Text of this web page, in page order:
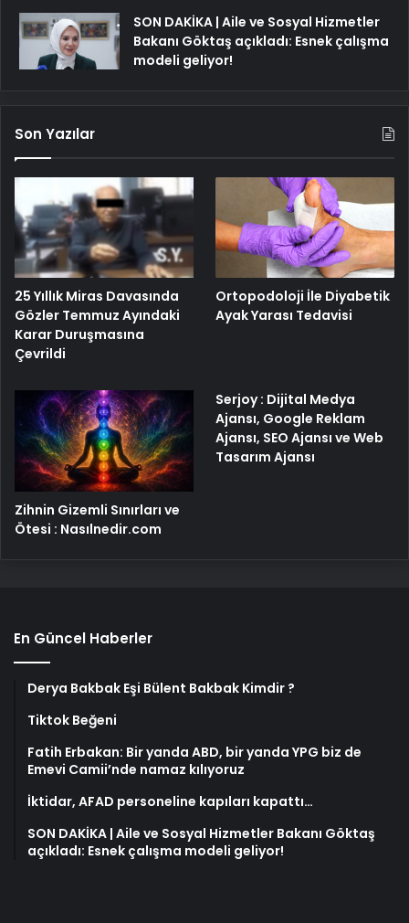
SON DAKİKA | Aile ve Sosyal Hizmetler
Bakanı Göktaş açıkladı: Esnek çalışma
modeli geliyor!
Son Yazılar
25 Yıllık Miras Davasında
Gözler Temmuz Ayındaki
Karar Duruşmasına
Çevrildi
Ortopodoloji İle Diyabetik
Ayak Yarası Tedavisi
Zihnin Gizemli Sınırları ve
Ötesi : Nasılnedir.com
Serjoy : Dijital Medya
Ajansı, Google Reklam
Ajansı, SEO Ajansı ve Web
Tasarım Ajansı
En Güncel Haberler
Derya Bakbak Eşi Bülent Bakbak Kimdir ?
Tiktok Beğeni
Fatih Erbakan: Bir yanda ABD, bir yanda YPG biz de
Emevi Camii’nde namaz kılıyoruz
İktidar, AFAD personeline kapıları kapattı…
SON DAKİKA | Aile ve Sosyal Hizmetler Bakanı Göktaş
açıkladı: Esnek çalışma modeli geliyor!